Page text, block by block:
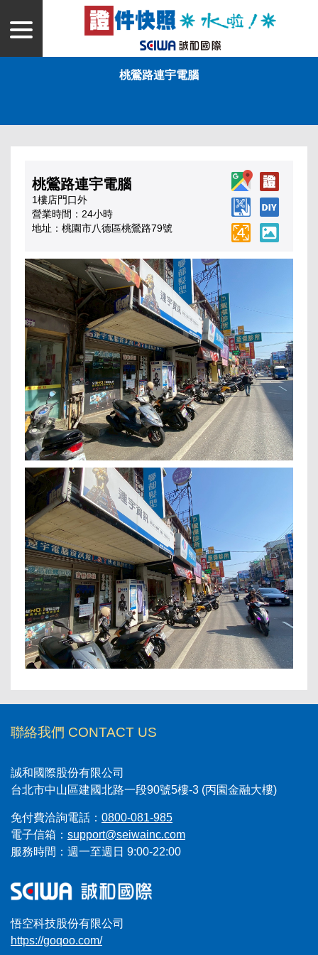
桃鶯路連宇電腦
桃鶯路連宇電腦
1樓店門口外
營業時間：24小時
地址：桃園市八德區桃鶯路79號
聯絡我們 CONTACT US
誠和國際股份有限公司
台北市中山區建國北路一段90號5樓-3 (丙園金融大樓)
免付費洽詢電話： 0800-081-985
電子信箱： support@seiwainc.com
服務時間：週一至週日 9:00-22:00
悟空科技股份有限公司
https://goqoo.com/